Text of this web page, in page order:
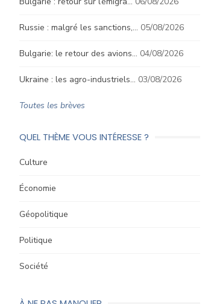
Russie : malgré les sanctions,… 05/08/2026
Bulgarie: le retour des avions… 04/08/2026
Ukraine : les agro-industriels… 03/08/2026
Toutes les brèves
QUEL THÈME VOUS INTÉRESSE ?
Culture
Économie
Géopolitique
Politique
Société